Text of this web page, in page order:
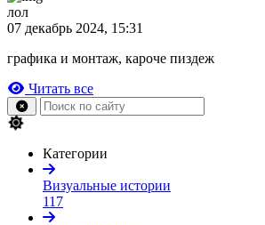
лол
07 декабрь 2024, 15:31
графика и монтаж, кароче пиздеж
Читать все
Категории
Визуальные истории
117